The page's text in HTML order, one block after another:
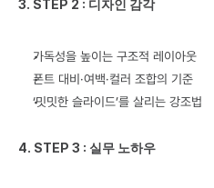
3. STEP 2 : 디자인 감각
가독성을 높이는 구조적 레이아웃
폰트 대비·여백·컬러 조합의 기준
‘밋밋한 슬라이드’를 살리는 강조법
4. STEP 3 : 실무 노하우